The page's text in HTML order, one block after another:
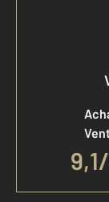
9,1/